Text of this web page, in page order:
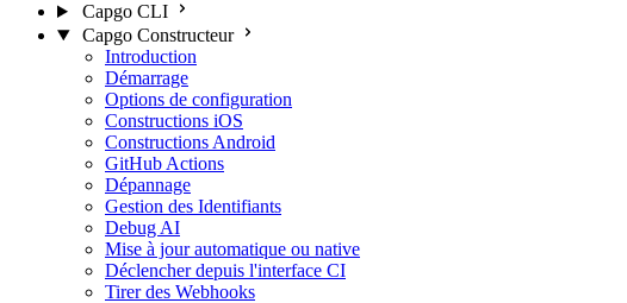
Capgo CLI
Capgo Constructeur
Introduction
Démarrage
Options de configuration
Constructions iOS
Constructions Android
GitHub Actions
Dépannage
Gestion des Identifiants
Debug AI
Mise à jour automatique ou native
Déclencher depuis l'interface CI
Tirer des Webhooks